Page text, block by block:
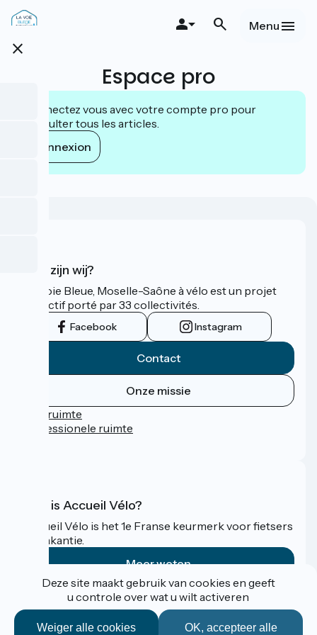
Overslaan
en
close
Menu
Espace pro
Connectez vous avec votre compte pro pour
consulter tous les articles.
Connexion
Wie zijn wij?
La Voie Bleue, Moselle-Saône à vélo est un projet
collectif porté par 33 collectivités.
Facebook Instagram
Contact
Onze missie
Persruimte
Professionele ruimte
Wat is Accueil Vélo?
Accueil Vélo is het 1e Franse keurmerk voor fietsers
op vakantie.
Meer weten
Gefinancierd in het kader van Destination France
Deze site maakt gebruik van cookies en geeft
u controle over wat u wilt activeren
OK, accepteer alle
Weiger alle cookies